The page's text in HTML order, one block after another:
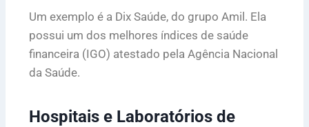
Um exemplo é a Dix Saúde, do grupo Amil. Ela
possui um dos melhores índices de saúde
financeira (IGO) atestado pela Agência Nacional
da Saúde.
Hospitais e Laboratórios de